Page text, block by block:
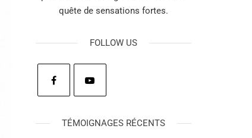
quête de sensations fortes.
FOLLOW US
TÉMOIGNAGES RÉCENTS